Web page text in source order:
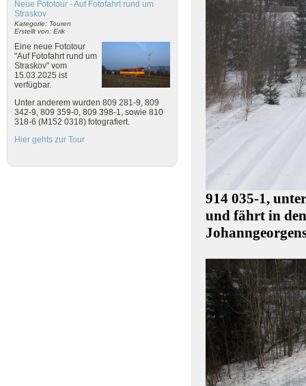
Neue Fototour - Auf Fotofahrt rund um
Straskov
Kategorie: Touren
Erstellt von: Erik
Eine neue Fototour
"Auf Fotofahrt rund um
Straskov" vom
15.03.2025 ist
verfügbar.
Unter anderem wurden 809 281-9, 809
342-9, 809 359-0, 809 398-1, sowie 810
318-6 (M152 0318) fotografiert.
Hier gehts zur Tour
914 035-1,
und fährt in